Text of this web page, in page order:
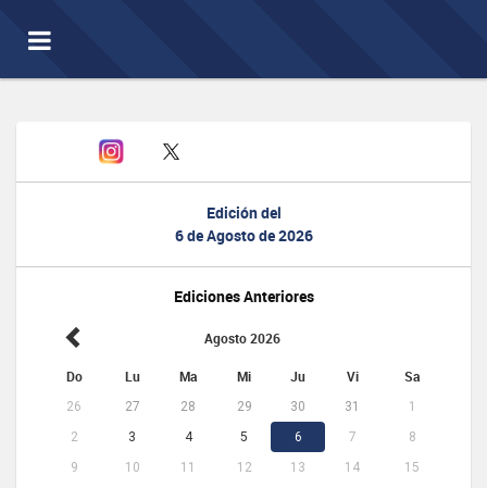
Toggle
navigation
Edición del
6 de Agosto de 2026
Ediciones Anteriores
Agosto 2026
Do Lu Ma Mi Ju Vi Sa
26 27 28 29 30 31
1
2
3 4 5 6 7
8
9
10 11 12 13 14
15